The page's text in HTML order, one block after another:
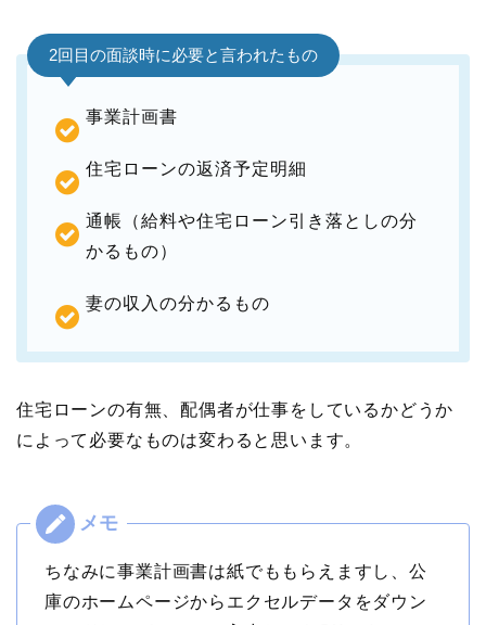
2回目の面談時に必要と言われたもの
事業計画書
住宅ローンの返済予定明細
通帳（給料や住宅ローン引き落としの分
かるもの）
妻の収入の分かるもの
住宅ローンの有無、配偶者が仕事をしているかどうか
によって必要なものは変わると思います。
ちなみに事業計画書は紙でももらえますし、公
庫のホームページからエクセルデータをダウン